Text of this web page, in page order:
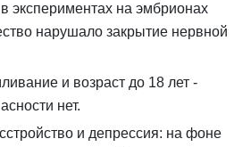
экспериментах на эмбрионах
нарушало закрытие нервной
и возраст до 18 лет -
нет.
и депрессия: на фоне